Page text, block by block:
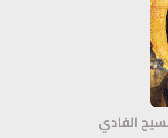
الفادي